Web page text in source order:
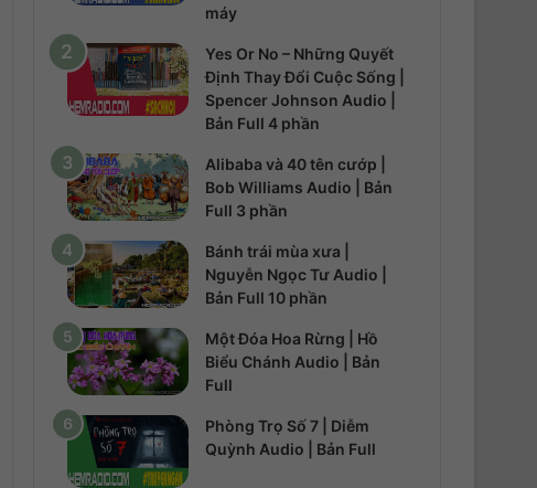
máy
Yes Or No – Những Quyết
Định Thay Đổi Cuộc Sống |
Spencer Johnson Audio |
Bản Full 4 phần
Alibaba và 40 tên cướp |
Bob Williams Audio | Bản
Full 3 phần
Bánh trái mùa xưa |
Nguyễn Ngọc Tư Audio |
Bản Full 10 phần
Một Đóa Hoa Rừng | Hồ
Biểu Chánh Audio | Bản
Full
Phòng Trọ Số 7 | Diễm
Quỳnh Audio | Bản Full